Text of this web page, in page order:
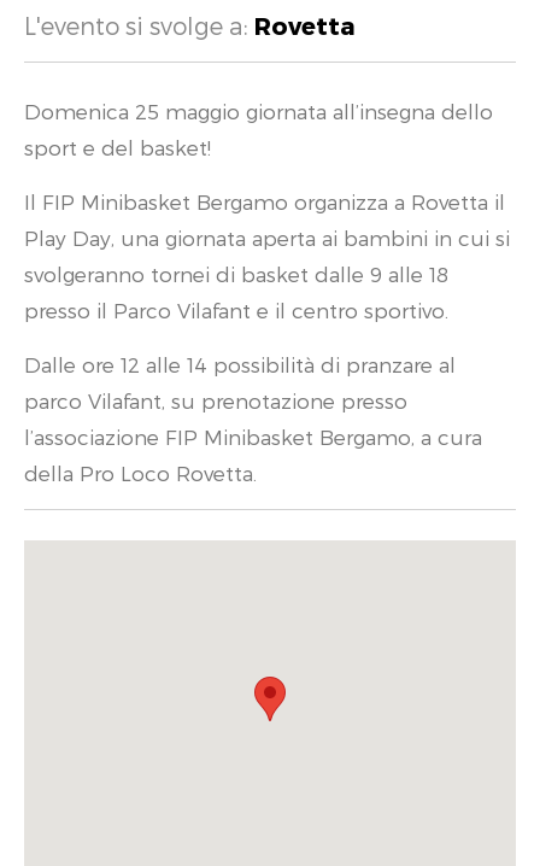
L'evento si svolge a: Rovetta
Domenica 25 maggio giornata all’insegna dello
sport e del basket!
Il FIP Minibasket Bergamo organizza a Rovetta il
Play Day, una giornata aperta ai bambini in cui si
svolgeranno tornei di basket dalle 9 alle 18
presso il Parco Vilafant e il centro sportivo.
Dalle ore 12 alle 14 possibilità di pranzare al
parco Vilafant, su prenotazione presso
l’associazione FIP Minibasket Bergamo, a cura
della Pro Loco Rovetta.